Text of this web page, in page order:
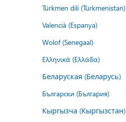
Türkmen dili (Türkmenistan)
Valencià (Espanya)
Wolof (Senegaal)
Ελληνικά (Ελλάδα)
Беларуская (Беларусь)
Български (България)
Кыргызча (Кыргызстан)